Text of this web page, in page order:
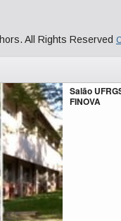
All Rights Reserved
Salão
FINOVA